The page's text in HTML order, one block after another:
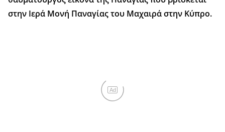
στην Ιερά Μονή Παναγίας του Μαχαιρά στην Κύπρο.
Ad